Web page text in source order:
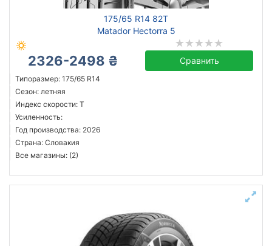
175/65 R14 82T
Matador Hectorra 5
2326-2498 ₴ Сравнить
Типоразмер: 175/65 R14
Сезон: летняя
Индекс скорости: T
Усиленность:
Год производства: 2026
Страна: Словакия
Все магазины: (2)